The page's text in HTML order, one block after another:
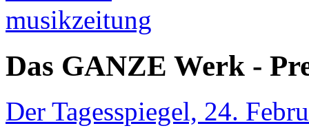
Das GANZE Werk -
Der Tagesspiegel, 24.